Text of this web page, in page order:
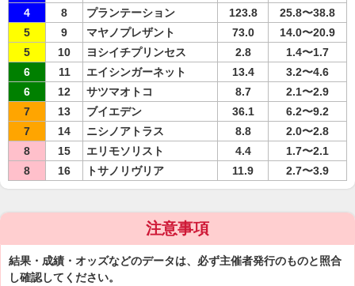
4
8 プランテーション 123.8
25.8〜38.8
5
9 マヤノプレザント 73.0
14.0〜20.9
5
10 ヨシイチプリンセス 2.8
1.4〜1.7
6
11 エイシンガーネット 13.4
3.2〜4.6
6
12 サツマオトコ 8.7
2.1〜2.9
7
13 ブイエデン 36.1
6.2〜9.2
7
14 ニシノアトラス 8.8
2.0〜2.8
8
15 エリモソリスト 4.4
1.7〜2.1
8
16 トサノリヴリア 11.9 2.7〜3.9
注意事項
結果・成績・オッズなどのデータは、必ず主催者発行のものと照合
し確認してください。